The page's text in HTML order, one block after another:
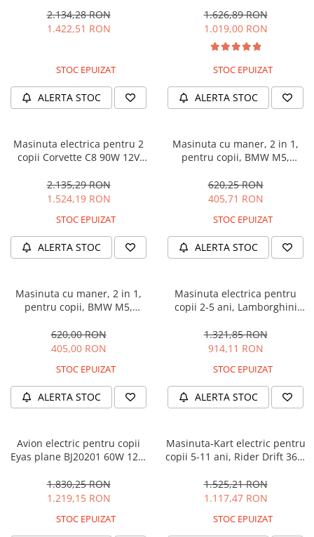
2.134,28 RON
1.422,51 RON
STOC EPUIZAT
ALERTA STOC
music player, albastru
1.626,89 RON
1.019,00 RON
STOC EPUIZAT
ALERTA STOC
Masinuta electrica pentru 2
copii Corvette C8 90W 12V
2.135,29 RON
1.524,19 RON
STOC EPUIZAT
ALERTA STOC
Masinuta cu maner, 2 in 1,
pentru copii, BMW M5,
620,25 RON
405,71 RON
STOC EPUIZAT
ALERTA STOC
Masinuta cu maner, 2 in 1,
pentru copii, BMW M5,
620,00 RON
405,00 RON
STOC EPUIZAT
ALERTA STOC
Masinuta electrica pentru
copii 2-5 ani, Lamborghini
12V, galbena
1.321,85 RON
914,11 RON
STOC EPUIZAT
ALERTA STOC
Avion electric pentru copii
Eyas plane BJ20201 60W 12V,
1.830,25 RON
1.219,15 RON
STOC EPUIZAT
Masinuta-Kart electric pentru
copii 5-11 ani, Rider Drift 360,
1.525,21 RON
1.117,47 RON
STOC EPUIZAT